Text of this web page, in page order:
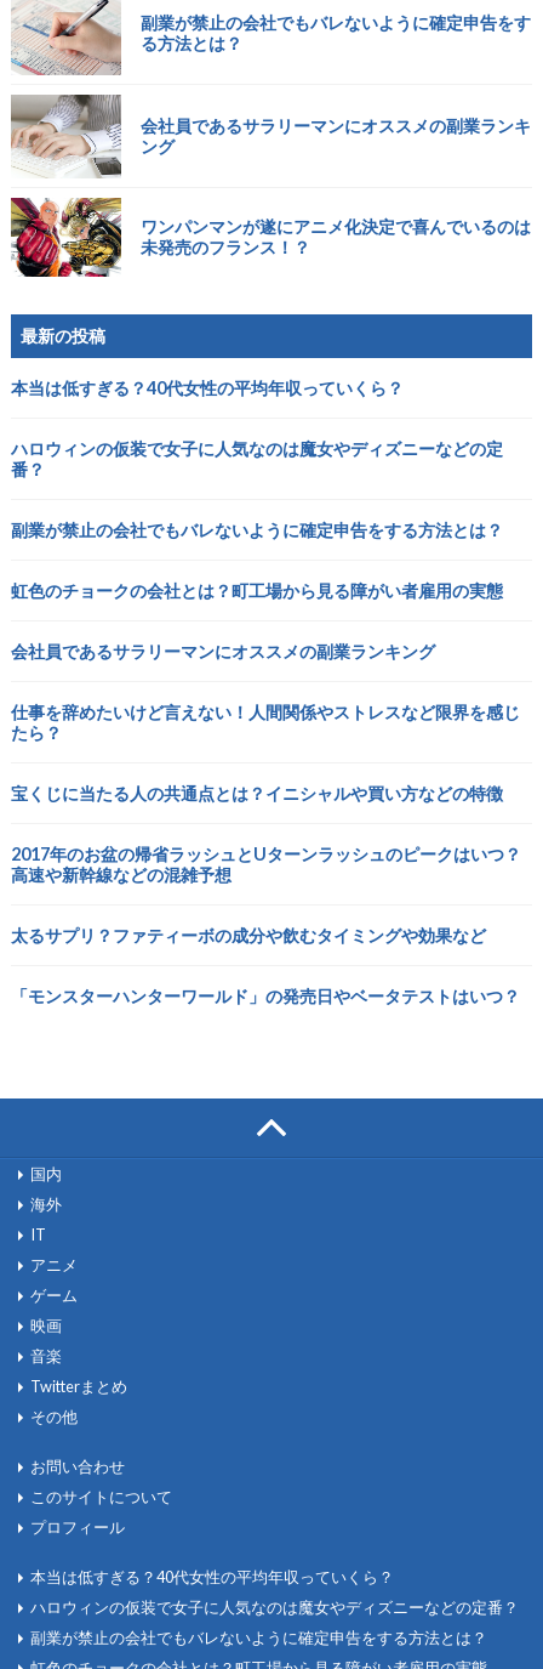
副業が禁止の会社でもバレないように確定申告をす
る方法とは？
会社員であるサラリーマンにオススメの副業ランキ
ング
ワンパンマンが遂にアニメ化決定で喜んでいるのは
未発売のフランス！？
最新の投稿
本当は低すぎる？40代女性の平均年収っていくら？
ハロウィンの仮装で女子に人気なのは魔女やディズニーなどの定
番？
副業が禁止の会社でもバレないように確定申告をする方法とは？
虹色のチョークの会社とは？町工場から見る障がい者雇用の実態
会社員であるサラリーマンにオススメの副業ランキング
仕事を辞めたいけど言えない！人間関係やストレスなど限界を感じ
たら？
宝くじに当たる人の共通点とは？イニシャルや買い方などの特徴
2017年のお盆の帰省ラッシュとUターンラッシュのピークはいつ？
高速や新幹線などの混雑予想
太るサプリ？ファティーボの成分や飲むタイミングや効果など
「モンスターハンターワールド」の発売日やベータテストはいつ？
国内
海外
IT
アニメ
ゲーム
映画
音楽
Twitterまとめ
その他
お問い合わせ
このサイトについて
プロフィール
本当は低すぎる？40代女性の平均年収っていくら？
ハロウィンの仮装で女子に人気なのは魔女やディズニーなどの定番？
副業が禁止の会社でもバレないように確定申告をする方法とは？